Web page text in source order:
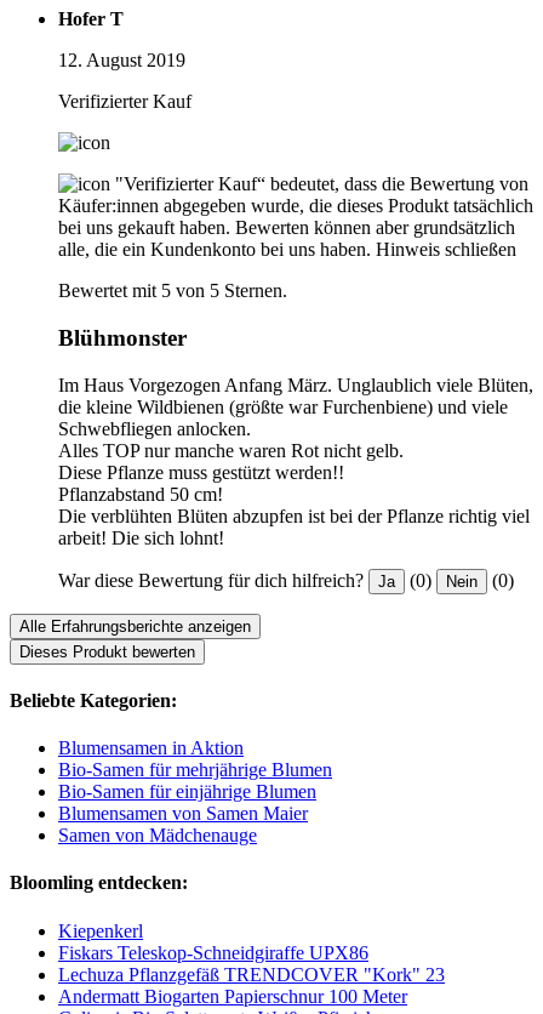
Hofer T
12. August 2019
Verifizierter Kauf
"Verifizierter Kauf“ bedeutet, dass die Bewertung von
Käufer:innen abgegeben wurde, die dieses Produkt tatsächlich
bei uns gekauft haben. Bewerten können aber grundsätzlich
alle, die ein Kundenkonto bei uns haben. Hinweis schließen
Bewertet mit 5 von 5 Sternen.
Blühmonster
Im Haus Vorgezogen Anfang März. Unglaublich viele Blüten,
die kleine Wildbienen (größte war Furchenbiene) und viele
Schwebfliegen anlocken.
Alles TOP nur manche waren Rot nicht gelb.
Diese Pflanze muss gestützt werden!!
Pflanzabstand 50 cm!
Die verblühten Blüten abzupfen ist bei der Pflanze richtig viel
arbeit! Die sich lohnt!
War diese Bewertung für dich hilfreich? Ja (0) Nein (0)
Alle Erfahrungsberichte anzeigen
Dieses Produkt bewerten
Beliebte Kategorien:
Blumensamen in Aktion
Bio-Samen für mehrjährige Blumen
Bio-Samen für einjährige Blumen
Blumensamen von Samen Maier
Samen von Mädchenauge
Bloomling entdecken:
Kiepenkerl
Fiskars Teleskop-Schneidgiraffe UPX86
Lechuza Pflanzgefäß TRENDCOVER "Kork" 23
Andermatt Biogarten Papierschnur 100 Meter